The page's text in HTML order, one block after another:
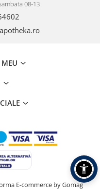
08-13
E-commerce by Gomag